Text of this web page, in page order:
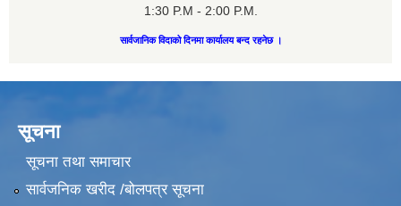
1:30 P.M - 2:00 P.M.
सार्वजानिक विदाको दिनमा कार्यालय बन्द रहनेछ ।
सूचना
सूचना तथा समाचार
सार्वजनिक खरीद /बोलपत्र सूचना